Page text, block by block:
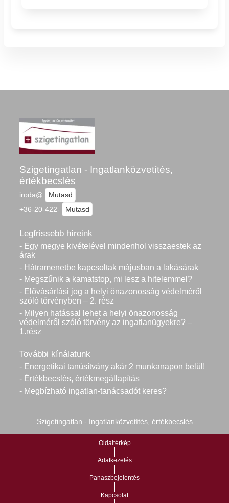
Szigetingatlan - Ingatlanközvetítés,
értékbecslés
iroda@
Mutasd
+36-20-422-
Mutasd
Legfrissebb híreink
- Egy megye kivételével mindenhol visszaestek az
árak
- Hátramenetbe kapcsoltak májusban a lakásárak
- Megszűnik a kamatstop, mi lesz a hitelemmel?
- Elővásárlási jog a helyi önazonosság védelméről
szóló törvényben – 2. rész
- Milyen hatással lehet a helyi önazonosság
védelméről szóló törvény az ingatlanügyekre? –
1.rész
További kínálatunk
- Energetikai tanúsítvány akár 2 munkanapon belül!
- Értékbecslés, értékmegállapítás
- Megbízható ingatlan-tanácsadót keres?
Szigetingatlan - Ingatlanközvetítés, értékbecslés
Oldaltérkép
Adatkezelés
Panaszbejelentés
Kapcsolat